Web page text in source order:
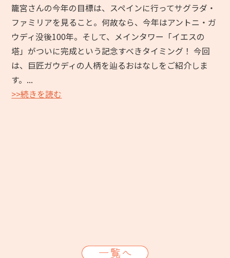
籠宮さんの今年の目標は、スペインに行ってサグラダ・
ファミリアを見ること。何故なら、今年はアントニ・ガ
ウディ没後100年。そして、メインタワー「イエスの
塔」がついに完成という記念すべきタイミング！ 今回
は、巨匠ガウディの人柄を辿るおはなしをご紹介しま
す。...
>>続きを読む